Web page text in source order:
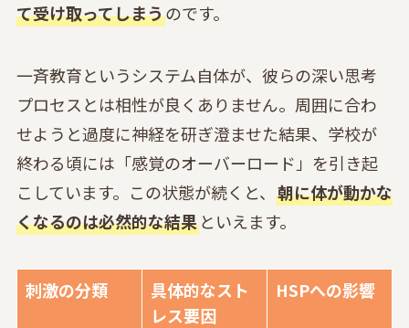
て受け取ってしまうのです。
一斉教育というシステム自体が、彼らの深い思考
プロセスとは相性が良くありません。周囲に合わ
せようと過度に神経を研ぎ澄ませた結果、学校が
終わる頃には「感覚のオーバーロード」を引き起
こしています。この状態が続くと、 朝に体が動かな
くなるのは必然的な結果といえます。
刺激の分類
具体的なスト
レス要因
HSPへの影響